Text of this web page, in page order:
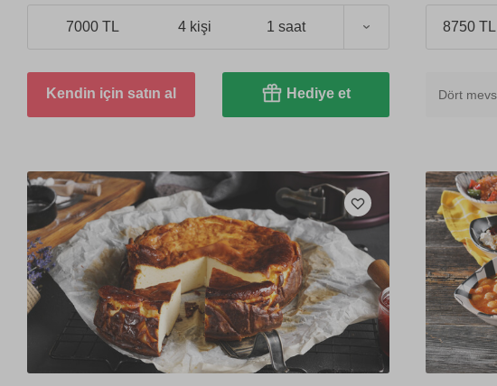
7000 TL 4 kişi 1 saat
Kendin için satın al Hediye et
8750 TL
Dört